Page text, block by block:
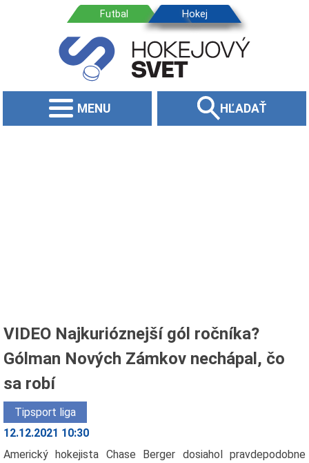
MENU HĽADAŤ
VIDEO Najkurióznejší gól ročníka?
Gólman Nových Zámkov nechápal, čo
sa robí
Tipsport liga
12.12.2021 10:30
Americký hokejista Chase Berger dosiahol pravdepodobne